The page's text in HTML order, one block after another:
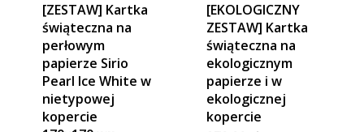
[ZESTAW] Kartka
świąteczna na
perłowym
papierze Sirio
Pearl Ice White w
nietypowej
kopercie
[EKOLOGICZNY
ZESTAW] Kartka
świąteczna na
ekologicznym
papierze i w
ekologicznej
kopercie